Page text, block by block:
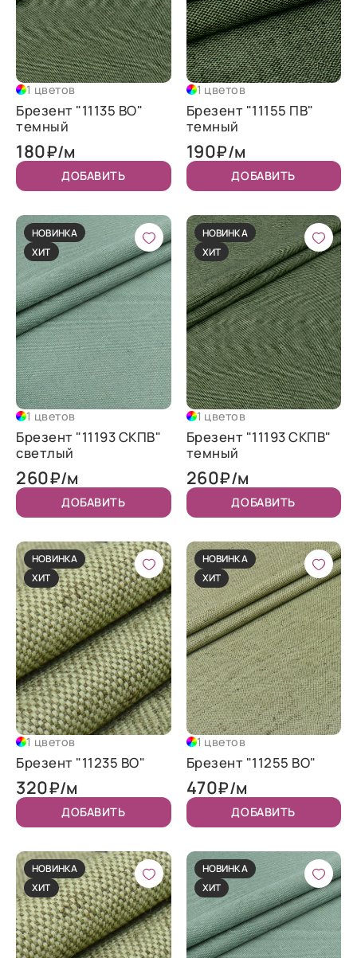
1 цветов
Брезент "11135 ВО"
темный
180₽/м
ДОБАВИТЬ
1 цветов
Брезент "11155 ПВ"
темный
190₽/м
ДОБАВИТЬ
НОВИНКА
ХИТ
1 цветов
Брезент "11193 СКПВ"
светлый
260₽/м
ДОБАВИТЬ
НОВИНКА
ХИТ
1 цветов
Брезент "11193 СКПВ"
темный
260₽/м
ДОБАВИТЬ
НОВИНКА
ХИТ
1 цветов
Брезент "11235 ВО"
320₽/м
ДОБАВИТЬ
НОВИНКА
ХИТ
1 цветов
Брезент "11255 ВО"
470₽/м
ДОБАВИТЬ
НОВИНКА
ХИТ
НОВИНКА
ХИТ